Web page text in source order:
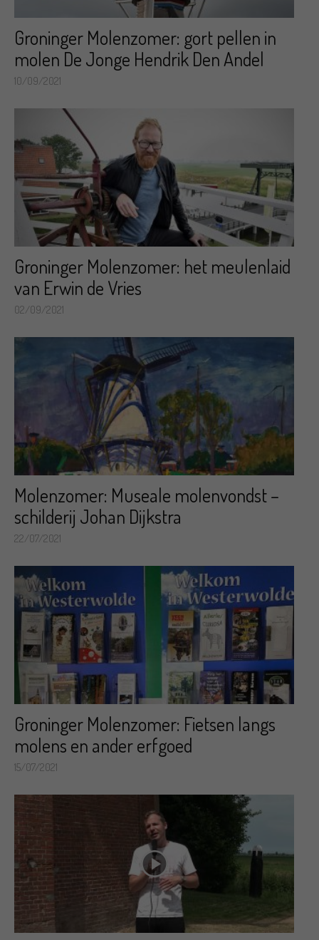
Groninger Molenzomer: gort pellen in
molen De Jonge Hendrik Den Andel
10/09/2021
Groninger Molenzomer: het meulenlaid
van Erwin de Vries
02/09/2021
Molenzomer: Museale molenvondst –
schilderij Johan Dijkstra
22/07/2021
Groninger Molenzomer: Fietsen langs
molens en ander erfgoed
15/07/2021